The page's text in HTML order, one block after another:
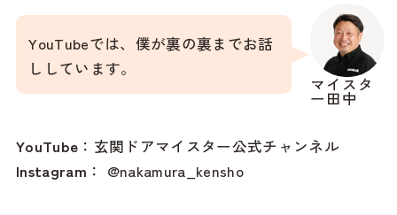
マイスタ
ー田中
YouTubeでは、僕が裏の裏までお話
ししています。
YouTube ： 玄関ドアマイスター公式チャンネル
Instagram ： @nakamura_kensho